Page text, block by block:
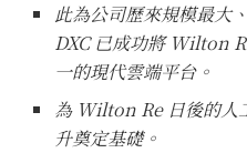
此為公司歷來規模最大
DXC 已成功將 Wilton
一的現代雲端平台。
為 Wilton Re 日後的人
升奠定基礎。